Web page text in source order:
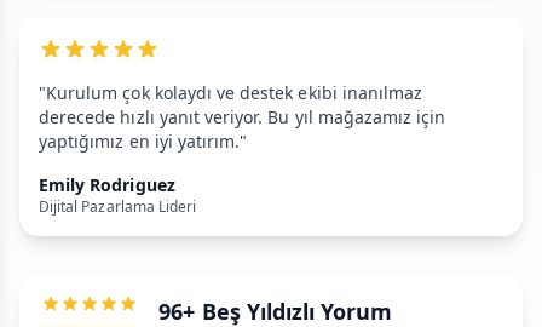
"Kurulum çok kolaydı ve destek ekibi inanılmaz
derecede hızlı yanıt veriyor. Bu yıl mağazamız için
yaptığımız en iyi yatırım."
Emily Rodriguez
Dijital Pazarlama Lideri
96+ Beş Yıldızlı Yorum